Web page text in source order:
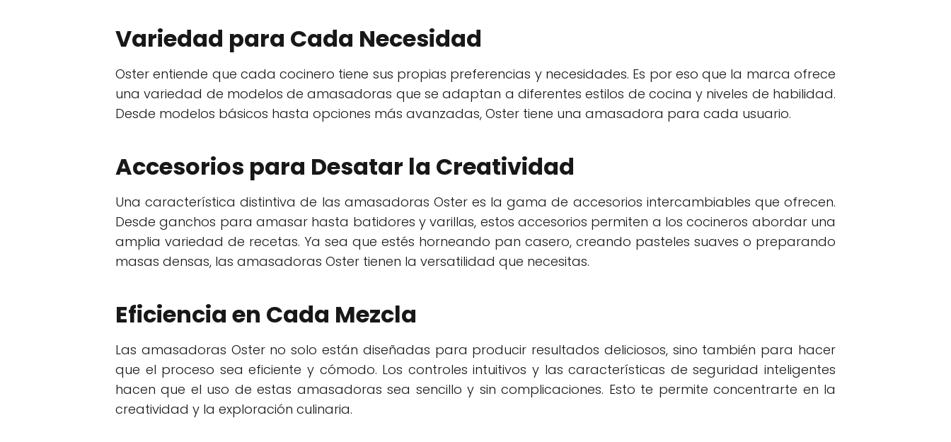
Variedad para Cada Necesidad
Oster entiende que cada cocinero tiene sus propias preferencias y necesidades. Es por eso que la marca ofrece
una variedad de modelos de amasadoras que se adaptan a diferentes estilos de cocina y niveles de habilidad.
Desde modelos básicos hasta opciones más avanzadas, Oster tiene una amasadora para cada usuario.
Accesorios para Desatar la Creatividad
Una característica distintiva de las amasadoras Oster es la gama de accesorios intercambiables que ofrecen.
Desde ganchos para amasar hasta batidores y varillas, estos accesorios permiten a los cocineros abordar una
amplia variedad de recetas. Ya sea que estés horneando pan casero, creando pasteles suaves o preparando
masas densas, las amasadoras Oster tienen la versatilidad que necesitas.
Eficiencia en Cada Mezcla
Las amasadoras Oster no solo están diseñadas para producir resultados deliciosos, sino también para hacer
que el proceso sea eficiente y cómodo. Los controles intuitivos y las características de seguridad inteligentes
hacen que el uso de estas amasadoras sea sencillo y sin complicaciones. Esto te permite concentrarte en la
creatividad y la exploración culinaria.